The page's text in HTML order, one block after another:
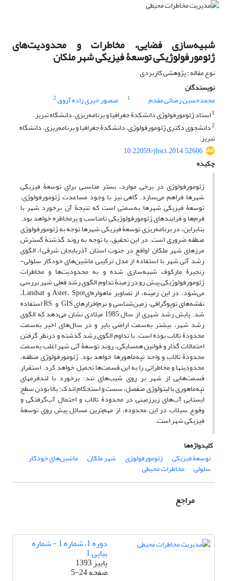
شبیه‌سازی فضایی، مخاطرات و محدودیت‌های
ژئومورفولوژیکی توسعۀ فیزیکی شهر ملکان
نوع مقاله : پژوهشی کاربردی
نویسندگان
محمدحسین رضائی مقدم
1 منصور خیری زاده آروق 2
1استاد ژئومورفولوژی دانشکدۀ جغرافیا و برنامه‌ریزی، دانشگاه تبریز.
2دانشجوی دکتری ژئومورفولوژی، دانشکدۀ جغرافیا و برنامه‌ریزی، دانشگاه
تبریز.
10.22059/jhsci.2014.52606
چکیده
ژئومورفولوژی در برخی موارد، بستر مناسبی برای توسعۀ فیزیکی
شهرها فراهم می‌سازد. گاهی نیز با وجود مساعدت ژئومورفولوژی،
توسعۀ فیزیکی شهرها به‌سمتی است که نتیجۀ آن برخورد شهر با
فرم‌ها و فرایندهای ژئومورفولوژیکی نامناسب و پرمخاطره خواهد بود.
بنابراین، در برنامه‌ریزی توسعۀ فیزیکی شهرها توجه به ژئومورفولوژی
منطقه ضروری است. در این تحقیق، با توجه به روند گذشتۀ گسترش
مرزهای شهر ملکان (واقع در جنوب استان آذربایجان شرقی)، الگوی
رشد آتی شهر با استفاده از مدل ترکیبی ماشین‌های خودکار سلولی-
زنجیرۀ مارکوف شبیه‌سازی شده و به محدودیت‌ها و مخاطرات
ژئومورفولوژیکی پیش رو در زمینۀ تداوم الگوی رشد فعلی شهر بررسی
می‌شود. در این زمینه، از تصاویر ماهواره‌ایAster، Spot و Landsat،
نقشه‌های توپوگرافی، زمین‌شناسی و نرم‌افزارهای GIS و RS استفاده
شد. پایش رشد شهری از سال 1985 میلادی نشان می‌دهد که الگوی
رشد شهر، بیشتر به‌سمت اراضی بایر و در سال‌های اخیر به‌سمت
محدودۀ تالاب بوده است. با تداوم الگوی رشد گذشته و درنظر گرفتن
احتمالات گذار و قوانین همسایگی، روند توسعۀ آتی شهر اغلب به‌سمت
محدودۀ تالاب و واحد تپه‌ماهورها خواهد بود. ژئومورفولوژی منطقه،
محدودیت­ها و مخاطراتی را به این قسمت‌ها تحمیل خواهد کرد. استقرار
قسمت‌هایی از شهر بر روی شیب‌های تند؛ برخورد با لندفرم­های
تپه‌ماهوری با لیتولوژی منفصل، سست و استحکام اندک؛ بالا بودن سطح
ایستابی آب‌های زیرزمینی در محدودۀ تالاب و احتمال آب‌گرفتگی و
وقوع سیلاب در این محدوده، از مهم‌ترین مسائل پیش روی توسعۀ
فیزیکی شهر است.
کلیدواژه‌ها
توسعۀ فیزیکی
ژئومورفولوژی شهر ملکان ماشین‌های خودکار
سلولی مخاطرات محیطی
مراجع
دوره 1، شماره 1 - شماره
پیاپی 1
پاییز 1393
صفحه5-24